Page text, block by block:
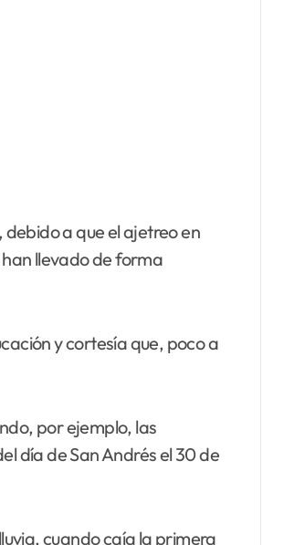
a que el ajetreo en
llevado de forma
y cortesía que, poco a
por ejemplo, las
día de San Andrés el 30 de
cuando caía la primera